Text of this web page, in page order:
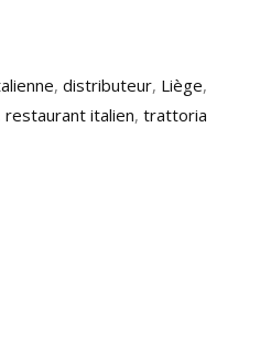
, distributeur, Liège,
restaurant italien, trattoria